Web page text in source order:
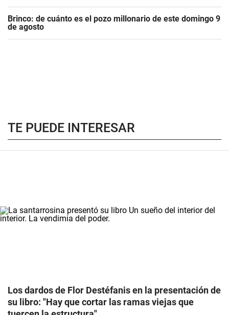
Brinco: de cuánto es el pozo millonario de este domingo 9
de agosto
TE PUEDE INTERESAR
Los dardos de Flor Destéfanis en la presentación de
su libro: "Hay que cortar las ramas viejas que